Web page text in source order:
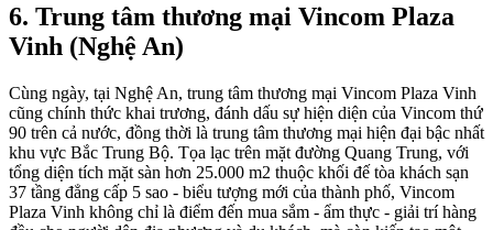
6. Trung tâm thương mại Vincom Plaza
Vinh (Nghệ An)
Cùng ngày, tại Nghệ An, trung tâm thương mại Vincom Plaza Vinh
cũng chính thức khai trương, đánh dấu sự hiện diện của Vincom thứ
90 trên cả nước, đồng thời là trung tâm thương mại hiện đại bậc nhất
khu vực Bắc Trung Bộ. Tọa lạc trên mặt đường Quang Trung, với
tổng diện tích mặt sàn hơn 25.000 m2 thuộc khối đế tòa khách sạn
37 tầng đẳng cấp 5 sao - biểu tượng mới của thành phố, Vincom
Plaza Vinh không chỉ là điểm đến mua sắm - ẩm thực - giải trí hàng